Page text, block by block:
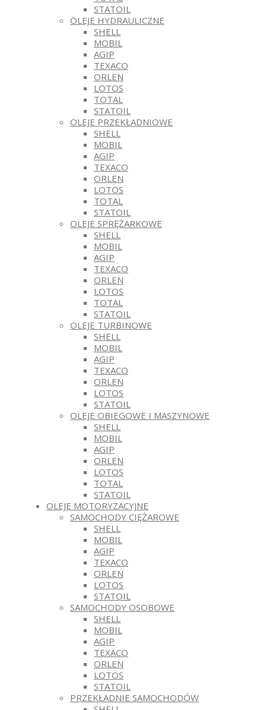
STATOIL
OLEJE HYDRAULICZNE
SHELL
MOBIL
AGIP
TEXACO
ORLEN
LOTOS
TOTAL
STATOIL
OLEJE PRZEKŁADNIOWE
SHELL
MOBIL
AGIP
TEXACO
ORLEN
LOTOS
TOTAL
STATOIL
OLEJE SPRĘŻARKOWE
SHELL
MOBIL
AGIP
TEXACO
ORLEN
LOTOS
TOTAL
STATOIL
OLEJE TURBINOWE
SHELL
MOBIL
AGIP
TEXACO
ORLEN
LOTOS
STATOIL
OLEJE OBIEGOWE I MASZYNOWE
SHELL
MOBIL
AGIP
ORLEN
LOTOS
TOTAL
STATOIL
OLEJE MOTORYZACYJNE
SAMOCHODY CIĘŻAROWE
SHELL
MOBIL
AGIP
TEXACO
ORLEN
LOTOS
STATOIL
SAMOCHODY OSOBOWE
SHELL
MOBIL
AGIP
TEXACO
ORLEN
LOTOS
STATOIL
PRZEKŁADNIE SAMOCHODÓW